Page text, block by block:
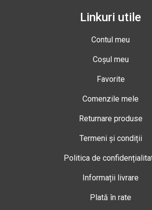
Linkuri utile
Contul meu
Coșul meu
Favorite
Comenzile mele
Returnare produse
Termeni și condiții
Politica de
Informații livrare
Plată în rate